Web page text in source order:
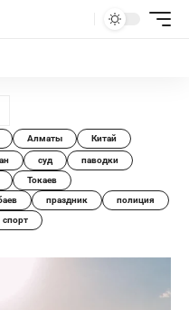
Алматы Китай
суд
паводки
Токаев
праздник
полиция
спорт